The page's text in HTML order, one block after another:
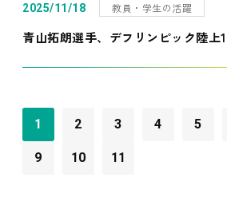
2025/11/18 教員・学生の活躍
青山拓朗選手、デフリンピック陸上
1 2 3 4 5
9 10 11